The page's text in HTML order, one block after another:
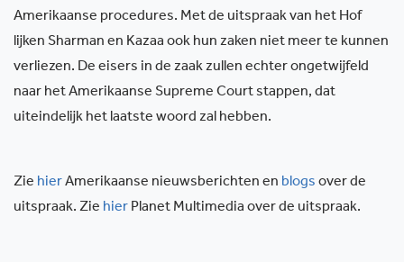
Amerikaanse procedures. Met de uitspraak van het Hof
lijken Sharman en Kazaa ook hun zaken niet meer te kunnen
verliezen. De eisers in de zaak zullen echter ongetwijfeld
naar het Amerikaanse Supreme Court stappen, dat
uiteindelijk het laatste woord zal hebben.
Zie hierAmerikaanse nieuwsberichten en blogs over de
uitspraak. Zie hier Planet Multimedia over de uitspraak.